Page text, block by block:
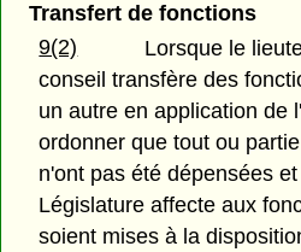
Transfert de fonctions
9(2)
Lorsque le
conseil transfère des
un autre en application de
ordonner que tout ou
n'ont pas été dépensées
Législature affecte aux
soient mises à la